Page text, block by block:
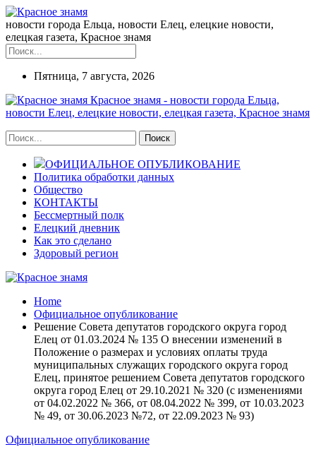
новости города Ельца, новости Елец, елецкие новости,
елецкая газета, Красное знамя
Пятница, 7 августа, 2026
Красное знамя - новости города Ельца,
новости Елец, елецкие новости, елецкая газета, Красное знамя
ОФИЦИАЛЬНОЕ ОПУБЛИКОВАНИЕ
Политика обработки данных
Общество
КОНТАКТЫ
Бессмертный полк
Елецкий дневник
Как это сделано
Здоровый регион
Home
Официальное опубликование
Решение Совета депутатов городского округа город
Елец от 01.03.2024 № 135 О внесении изменений в
Положение о размерах и условиях оплаты труда
муниципальных служащих городского округа город
Елец, принятое решением Совета депутатов городского
округа город Елец от 29.10.2021 № 320 (с изменениями
от 04.02.2022 № 366, от 08.04.2022 № 399, от 10.03.2023
№ 49, от 30.06.2023 №72, от 22.09.2023 № 93)
Официальное опубликование